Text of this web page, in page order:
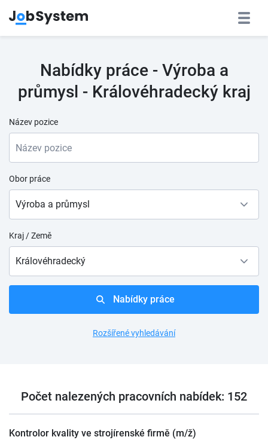
Nabídky práce - Výroba a
průmysl - Královéhradecký kraj
Název pozice
Obor práce
Výroba a průmysl
Kraj / Země
Královéhradecký
Nabídky práce
Rozšířené vyhledávání
Počet nalezených pracovních nabídek: 152
Kontrolor kvality ve strojírenské firmě (m/ž)